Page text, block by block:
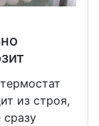
из строя,
сразу